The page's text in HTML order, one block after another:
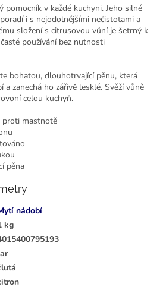
pomocník v každé kuchyni. Jeho silné
i s nejodolnějšími nečistotami a
složení s citrusovou vůní je šetrný k
používání bez nutnosti
bohatou, dlouhotrvající pěnu, která
zanechá ho zářivě lesklé. Svěží vůně
celou kuchyň.
proti mastnotě
pěna
nádobí
kg